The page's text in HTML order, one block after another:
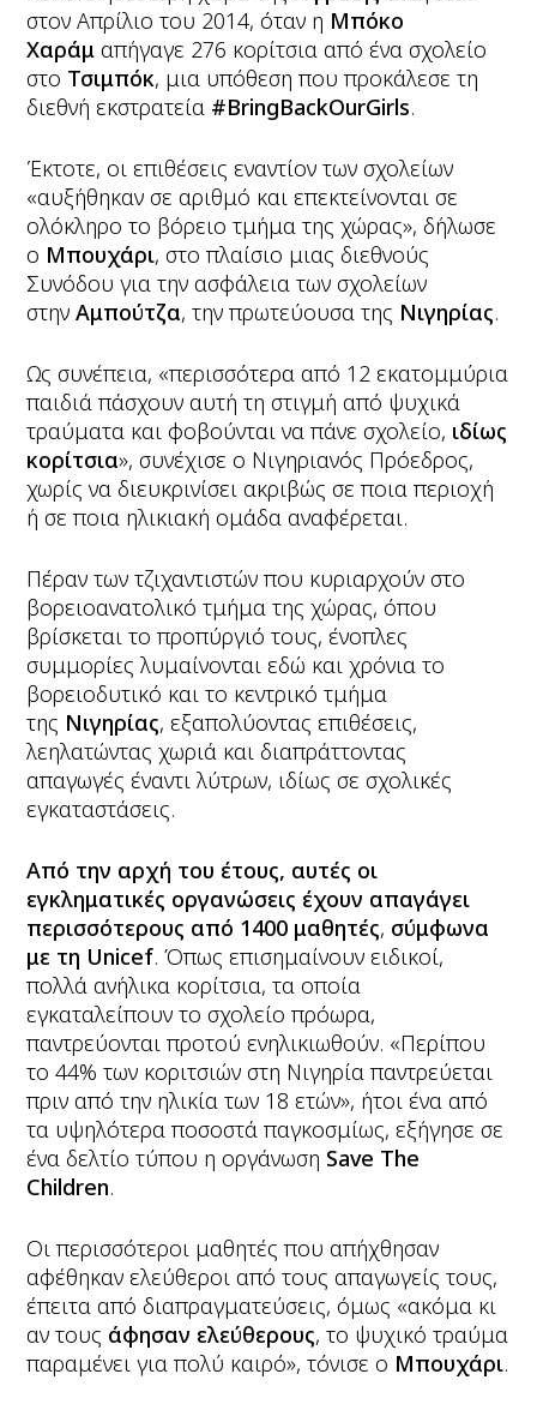
στον Απρίλιο του 2014, όταν η Μπόκο
Χαράμ απήγαγε 276 κορίτσια από ένα σχολείο
στο Τσιμπόκ, μια υπόθεση που προκάλεσε τη
διεθνή εκστρατεία #BringBackOurGirls.
Έκτοτε, οι επιθέσεις εναντίον των σχολείων
«αυξήθηκαν σε αριθμό και επεκτείνονται σε
ολόκληρο το βόρειο τμήμα της χώρας», δήλωσε
ο Μπουχάρι, στο πλαίσιο μιας διεθνούς
Συνόδου για την ασφάλεια των σχολείων
στηνΑμπούτζα, την πρωτεύουσα της Νιγηρίας.
Ως συνέπεια, «περισσότερα από 12 εκατομμύρια
παιδιά πάσχουν αυτή τη στιγμή από ψυχικά
τραύματα και φοβούνται να πάνε σχολείο, ιδίως
κορίτσια», συνέχισε ο Νιγηριανός Πρόεδρος,
χωρίς να διευκρινίσει ακριβώς σε ποια περιοχή
ή σε ποια ηλικιακή ομάδα αναφέρεται.
Πέραν των τζιχαντιστών που κυριαρχούν στο
βορειοανατολικό τμήμα της χώρας, όπου
βρίσκεται το προπύργιό τους, ένοπλες
συμμορίες λυμαίνονται εδώ και χρόνια το
βορειοδυτικό και το κεντρικό τμήμα
της Νιγηρίας, εξαπολύοντας επιθέσεις,
λεηλατώντας χωριά και διαπράττοντας
απαγωγές έναντι λύτρων, ιδίως σε σχολικές
εγκαταστάσεις.
Από την αρχή του έτους, αυτές οι
εγκληματικές οργανώσεις έχουν απαγάγει
περισσότερους από 1400 μαθητές, σύμφωνα
με τη Unicef. Όπως επισημαίνουν ειδικοί,
πολλά ανήλικα κορίτσια, τα οποία
εγκαταλείπουν το σχολείο πρόωρα,
παντρεύονται προτού ενηλικιωθούν. «Περίπου
το 44% των κοριτσιών στη Νιγηρία παντρεύεται
πριν από την ηλικία των 18 ετών», ήτοι ένα από
τα υψηλότερα ποσοστά παγκοσμίως, εξήγησε σε
ένα δελτίο τύπου η οργάνωση Save The
Children.
Οι περισσότεροι μαθητές που απήχθησαν
αφέθηκαν ελεύθεροι από τους απαγωγείς τους,
έπειτα από διαπραγματεύσεις, όμως «ακόμα κι
αν τους άφησαν ελεύθερους, το ψυχικό τραύμα
παραμένει για πολύ καιρό», τόνισε ο Μπουχάρι.